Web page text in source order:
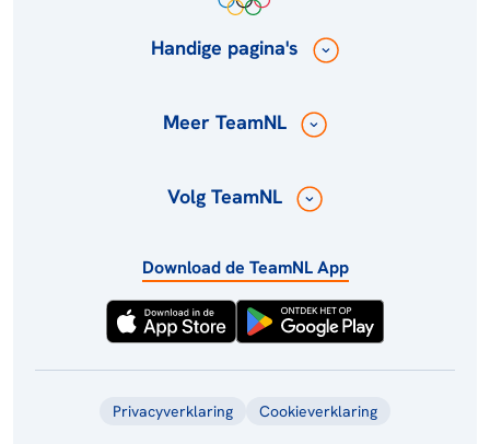
Handige pagina's
Meer TeamNL
Volg TeamNL
Download de TeamNL App
Privacyverklaring Cookieverklaring